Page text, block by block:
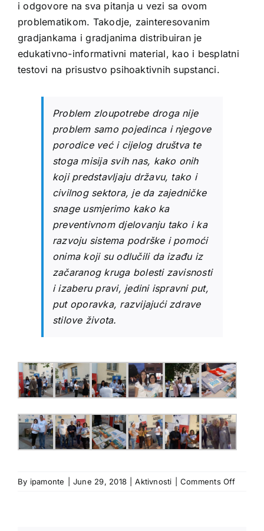
i odgovore na sva pitanja u vezi sa ovom
problematikom. Takodje, zainteresovanim
gradjankama i gradjanima distribuiran je
edukativno-informativni material, kao i besplatni
testovi na prisustvo psihoaktivnih supstanci.
Problem zloupotrebe droga nije
problem samo pojedinca i njegove
porodice već i cijelog društva te
stoga misija svih nas, kako onih
koji predstavljaju državu, tako i
civilnog sektora, je da zajedničke
snage usmjerimo kako ka
preventivnom djelovanju tako i ka
razvoju sistema podrške i pomoći
onima koji su odlučili da izađu iz
začaranog kruga bolesti zavisnosti
i izaberu pravi, jedini ispravni put,
put oporavka, razvijajući zdrave
stilove života.
By ipamonte June 29, 2018 Aktivnosti Comments Offon